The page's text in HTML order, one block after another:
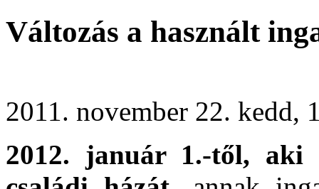
Változás a használt
2011. november 22. kedd,
2012. január 1.-től, aki